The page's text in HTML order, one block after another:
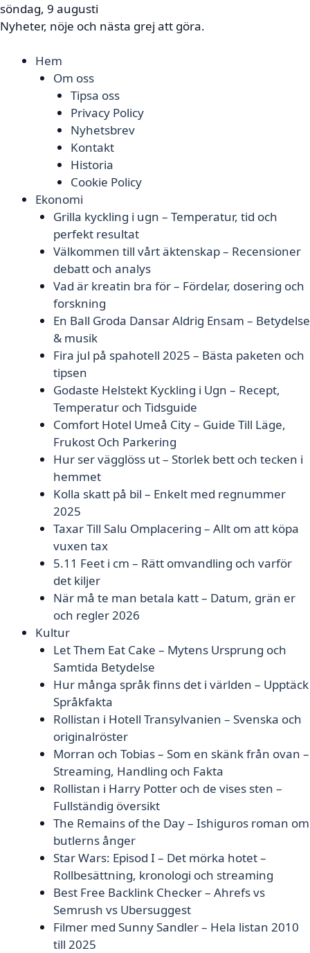
söndag, 9 augusti
Nyheter, nöje och nästa grej att göra.
Hem
Om oss
Tipsa oss
Privacy Policy
Nyhetsbrev
Kontakt
Historia
Cookie Policy
Ekonomi
Grilla kyckling i ugn – Temperatur, tid och
perfekt resultat
Välkommen till vårt äktenskap – Recensioner
debatt och analys
Vad är kreatin bra för – Fördelar, dosering och
forskning
En Ball Groda Dansar Aldrig Ensam – Betydelse
& musik
Fira jul på spahotell 2025 – Bästa paketen och
tipsen
Godaste Helstekt Kyckling i Ugn – Recept,
Temperatur och Tidsguide
Comfort Hotel Umeå City – Guide Till Läge,
Frukost Och Parkering
Hur ser vägglöss ut – Storlek bett och tecken i
hemmet
Kolla skatt på bil – Enkelt med regnummer
2025
Taxar Till Salu Omplacering – Allt om att köpa
vuxen tax
5.11 Feet i cm – Rätt omvandling och varför
det kiljer
När må te man betala katt – Datum, grän er
och regler 2026
Kultur
Let Them Eat Cake – Mytens Ursprung och
Samtida Betydelse
Hur många språk finns det i världen – Upptäck
Språkfakta
Rollistan i Hotell Transylvanien – Svenska och
originalröster
Morran och Tobias – Som en skänk från ovan –
Streaming, Handling och Fakta
Rollistan i Harry Potter och de vises sten –
Fullständig översikt
The Remains of the Day – Ishiguros roman om
butlerns ånger
Star Wars: Episod I – Det mörka hotet –
Rollbesättning, kronologi och streaming
Best Free Backlink Checker – Ahrefs vs
Semrush vs Ubersuggest
Filmer med Sunny Sandler – Hela listan 2010
till 2025